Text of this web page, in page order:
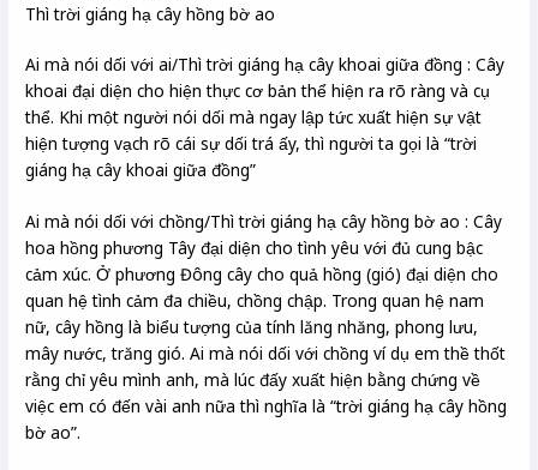
Thì trời giáng hạ cây hồng bờ ao
Ai mà nói dối với ai/Thì trời giáng hạ cây khoai giữa đồng : Cây
khoai đại diện cho hiện thực cơ bản thể hiện ra rõ ràng và cụ
thể. Khi một người nói dối mà ngay lập tức xuất hiện sự vật
hiện tượng vạch rõ cái sự dối trá ấy, thì người ta gọi là “trời
giáng hạ cây khoai giữa đồng”
Ai mà nói dối với chồng/Thì trời giáng hạ cây hồng bờ ao : Cây
hoa hồng phương Tây đại diện cho tình yêu với đủ cung bậc
cảm xúc. Ở phương Đông cây cho quả hồng (gió) đại diện cho
quan hệ tình cảm đa chiều, chồng chập. Trong quan hệ nam
nữ, cây hồng là biểu tượng của tính lăng nhăng, phong lưu,
mây nước, trăng gió. Ai mà nói dối với chồng ví dụ em thề thốt
rằng chỉ yêu mình anh, mà lúc đấy xuất hiện bằng chứng về
việc em có đến vài anh nữa thì nghĩa là “trời giáng hạ cây hồng
bờ ao”.